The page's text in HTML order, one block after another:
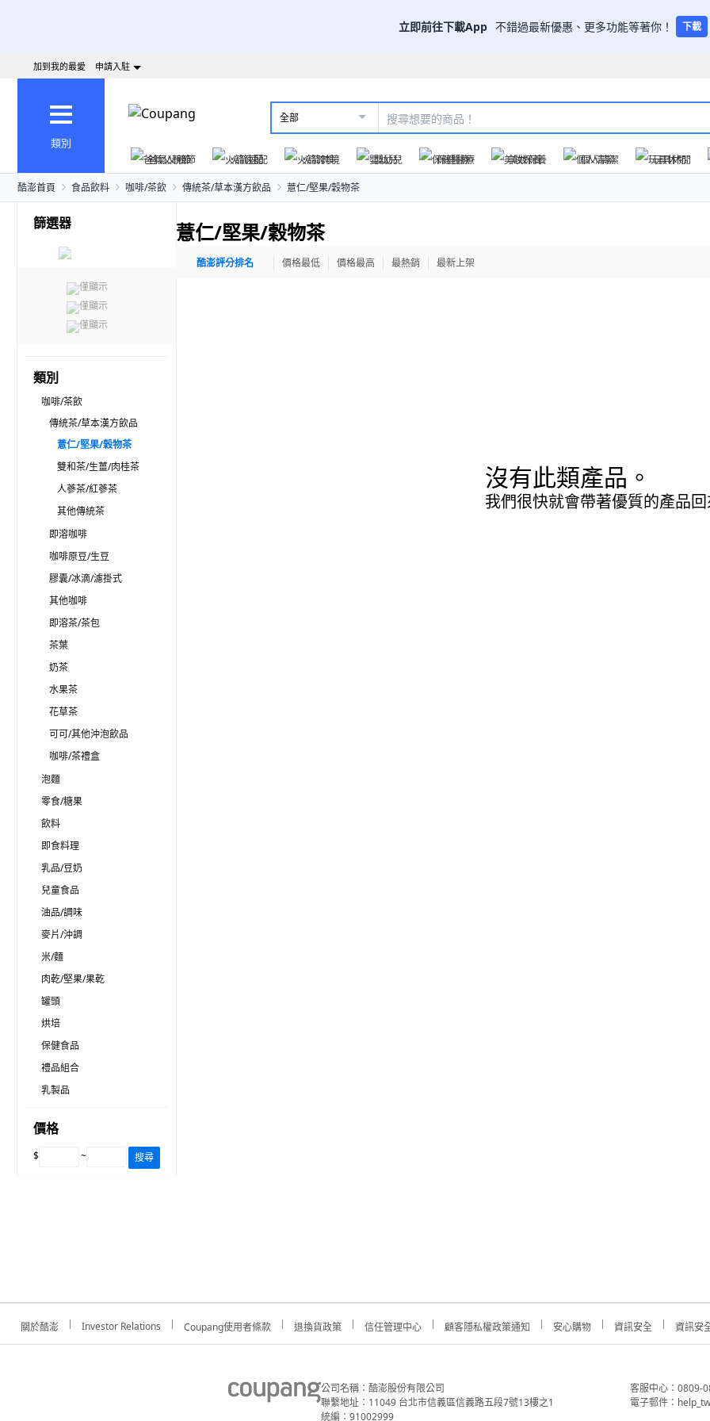
立即前往下載App 不錯過最新優惠、更多功能等著你！ 下載
加到我的最愛 申請入駐
類別
全部
爸氣父親節 火箭速配 火箭跨境 嬰幼兒 保健醫療 美妝保養 個人清潔 玩具休閒
酷澎首頁 食品飲料 咖啡/茶飲 傳統茶/草本漢方飲品 薏仁/堅果/穀物茶
篩選器
僅顯示
僅顯示
僅顯示
類別
咖啡/茶飲
傳統茶/草本漢方飲品
薏仁/堅果/穀物茶
雙和茶/生薑/肉桂茶
人蔘茶/紅蔘茶
其他傳統茶
即溶咖啡
咖啡原豆/生豆
膠囊/冰滴/濾掛式
其他咖啡
即溶茶/茶包
茶葉
奶茶
水果茶
花草茶
可可/其他沖泡飲品
咖啡/茶禮盒
泡麵
零食/糖果
飲料
即食料理
乳品/豆奶
兒童食品
油品/調味
麥片/沖調
米/麵
肉乾/堅果/果乾
罐頭
烘培
保健食品
禮品組合
乳製品
價格
$ ~ 搜尋
薏仁/堅果/穀物茶
酷澎評分排名 價格最低 價格最高 最熱銷 最新上架
沒有此類產品。
我們很快就會帶著優質的產品
關於酷澎 Investor Relations Coupang使用者條款 退換貨政策 信任管理中心 顧客隱私權政策通知 安心購物 資訊安全 資訊安
公司名稱：酷澎股份有限公司
聯繫地址：11049 台北市信義區信義路五段7號13樓之1
統編：91002999
客服中心：0809-
電子郵件：